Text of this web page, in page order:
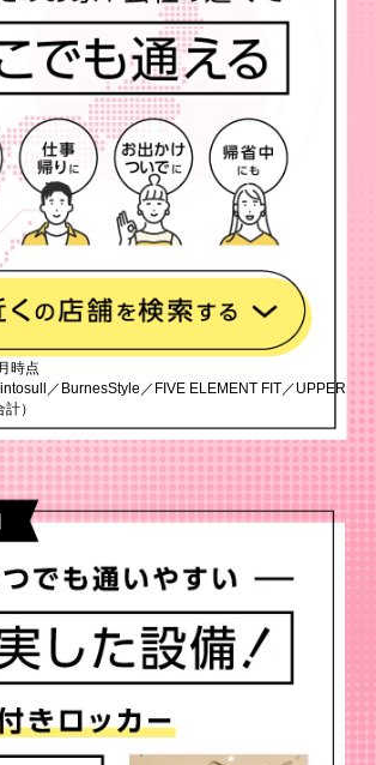
時点
／BurnesStyle／FIVE ELEMENT FIT／UPPER
）